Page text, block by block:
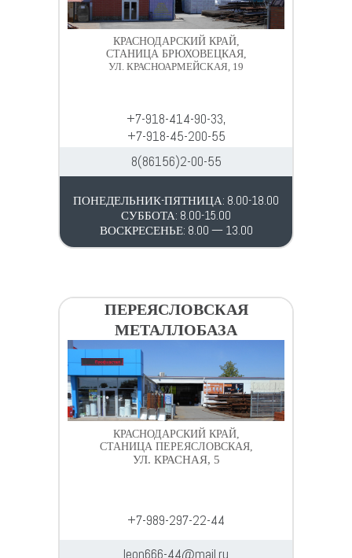
КРАСНОДАРСКИЙ КРАЙ,
СТАНИЦА БРЮХОВЕЦКАЯ,
УЛ. КРАСНОАРМЕЙСКАЯ, 19
+7-918-414-90-33,
+7-918-45-200-55
8(86156)2-00-55
ПОНЕДЕЛЬНИК-ПЯТНИЦА: 8.00-18.00
СУББОТА: 8.00-15.00
ВОСКРЕСЕНЬЕ: 8.00 — 13.00
ПЕРЕЯСЛОВСКАЯ
МЕТАЛЛОБАЗА
КРАСНОДАРСКИЙ КРАЙ,
СТАНИЦА ПЕРЕЯСЛОВСКАЯ,
УЛ. КРАСНАЯ, 5
+7-989-297-22-44
leon666-44@mail.ru